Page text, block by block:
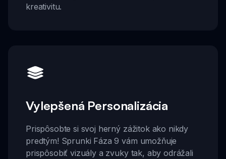
kreativitu.
Vylepšená Personalizácia
Prispôsobte si svoj herný zážitok ako nikdy
predtým! Sprunki Fáza 9 vám umožňuje
prispôsobiť vizuály a zvuky tak, aby odrážali